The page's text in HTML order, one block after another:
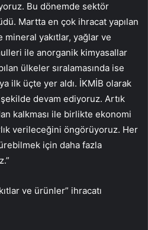
Bu dönemde sektör
Martta en çok ihracat yapılan
yakıtlar, yağlar ve
ile anorganik kimyasallar
ülkeler sıralamasında ise
ilk üçte yer aldı. İKMİB olarak
devam ediyoruz. Artık
kalkması ile birlikte ekonomi
verileceğini öngörüyoruz. Her
için daha fazla
ve ürünler” ihracatı